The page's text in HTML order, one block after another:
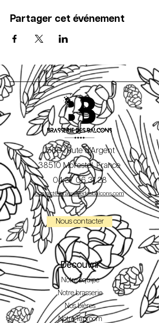
Partager cet événement
1560 route d'Argent
38510 Morestel, France
04 37 06 31 28
contact@brasseriedesbalcons.com
Nous contacter
Découvrir
Notre équipe
Notre brasserie
Nos bières
Notre Taproom